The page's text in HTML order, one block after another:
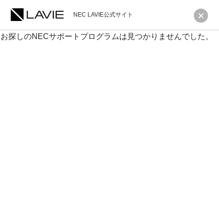
NEC LAVIE公式サイト
お探しのNECサポートプログラムは見つかりませんでした。